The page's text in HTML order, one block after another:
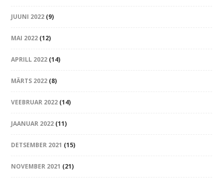
JUUNI 2022 (9)
MAI 2022 (12)
APRILL 2022 (14)
MÄRTS 2022 (8)
VEEBRUAR 2022 (14)
JAANUAR 2022 (11)
DETSEMBER 2021 (15)
NOVEMBER 2021 (21)